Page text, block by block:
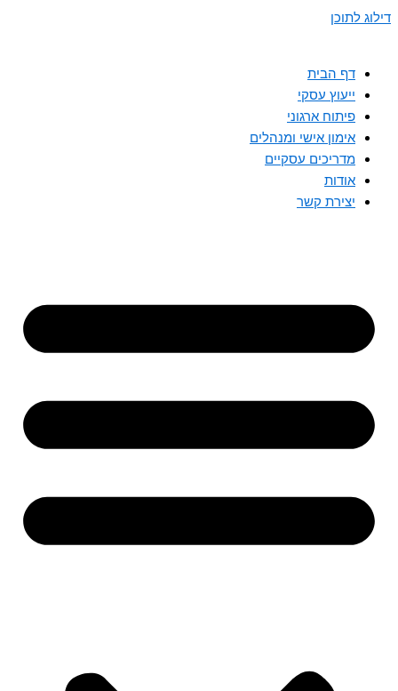
דילוג לתוכן
דף הבית
ייעוץ עסקי
פיתוח ארגוני
אימון אישי ומנהלים
מדריכים עסקיים
אודות
יצירת קשר